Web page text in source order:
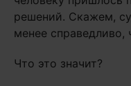
решений. Скажем,
менее справедливо,
Что это значит?